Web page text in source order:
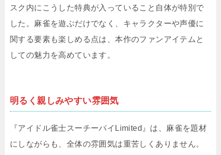
スク内にこうした特典が入っていること自体が特別で
した。麻雀を遊ぶだけでなく、キャラクターや声優に
関する要素も楽しめる点は、本作のファンアイテムと
しての魅力を高めています。
明るく親しみやすい雰囲気
『アイドル雀士スーチーパイLimited』は、麻雀を題材
にしながらも、全体の雰囲気は重苦しくありません。